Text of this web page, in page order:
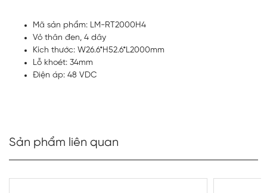
Mã sản phẩm: LM-RT2000H4
Vỏ thân đen, 4 dây
Kích thước: W26.6*H52.6*L2000mm
Lỗ khoét: 34mm
Điện áp: 48 VDC
Sản phẩm liên quan